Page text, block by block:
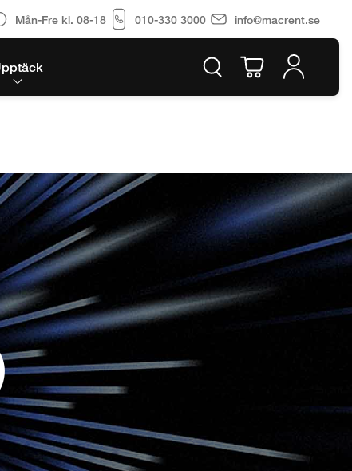
Mån-Fre kl. 08-18 010-330 3000 info@macrent.se